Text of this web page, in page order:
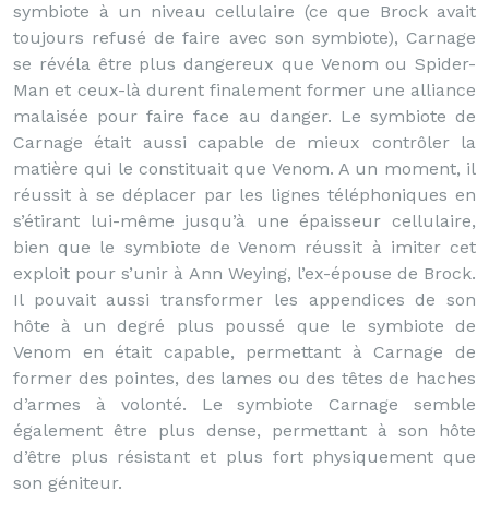
symbiote à un niveau cellulaire (ce que Brock avait
toujours refusé de faire avec son symbiote), Carnage
se révéla être plus dangereux que Venom ou Spider-
Man et ceux-là durent finalement former une alliance
malaisée pour faire face au danger. Le symbiote de
Carnage était aussi capable de mieux contrôler la
matière qui le constituait que Venom. A un moment, il
réussit à se déplacer par les lignes téléphoniques en
s’étirant lui-même jusqu’à une épaisseur cellulaire,
bien que le symbiote de Venom réussit à imiter cet
exploit pour s’unir à Ann Weying, l’ex-épouse de Brock.
Il pouvait aussi transformer les appendices de son
hôte à un degré plus poussé que le symbiote de
Venom en était capable, permettant à Carnage de
former des pointes, des lames ou des têtes de haches
d’armes à volonté. Le symbiote Carnage semble
également être plus dense, permettant à son hôte
d’être plus résistant et plus fort physiquement que
son géniteur.